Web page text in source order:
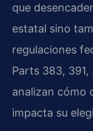
que
estatal sino
regulaciones
Parts 383,
analizan cómo
impacta su